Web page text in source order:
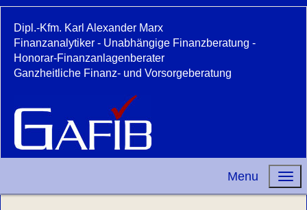
Dipl.-Kfm. Karl Alexander Marx
Finanzanalytiker - Unabhängige Finanzberatung -
Honorar-Finanzanlagenberater
Ganzheitliche Finanz- und Vorsorgeberatung
Menu